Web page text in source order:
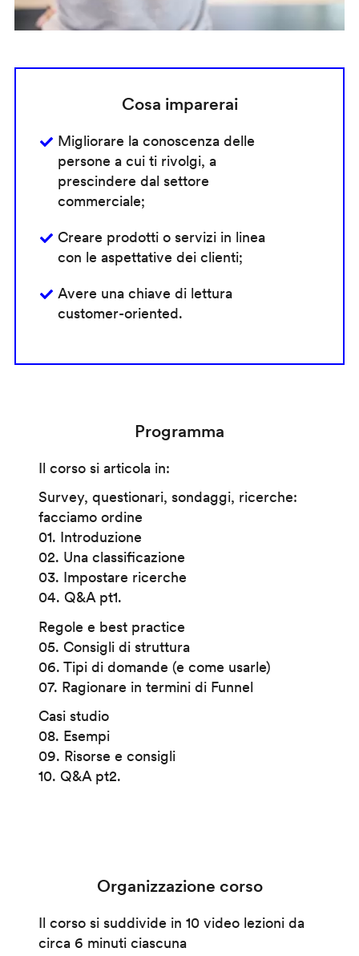
Cosa imparerai
Migliorare la conoscenza delle
persone a cui ti rivolgi, a
prescindere dal settore
commerciale;
Creare prodotti o servizi in linea
con le aspettative dei clienti;
Avere una chiave di lettura
customer-oriented.
Programma
Il corso si articola in:
Survey, questionari, sondaggi, ricerche:
facciamo ordine
01. Introduzione
02. Una classificazione
03. Impostare ricerche
04. Q&A pt1.
Regole e best practice
05. Consigli di struttura
06. Tipi di domande (e come usarle)
07. Ragionare in termini di Funnel
Casi studio
08. Esempi
09. Risorse e consigli
10. Q&A pt2.
Organizzazione corso
Il corso si suddivide in 10 video lezioni da
circa 6 minuti ciascuna